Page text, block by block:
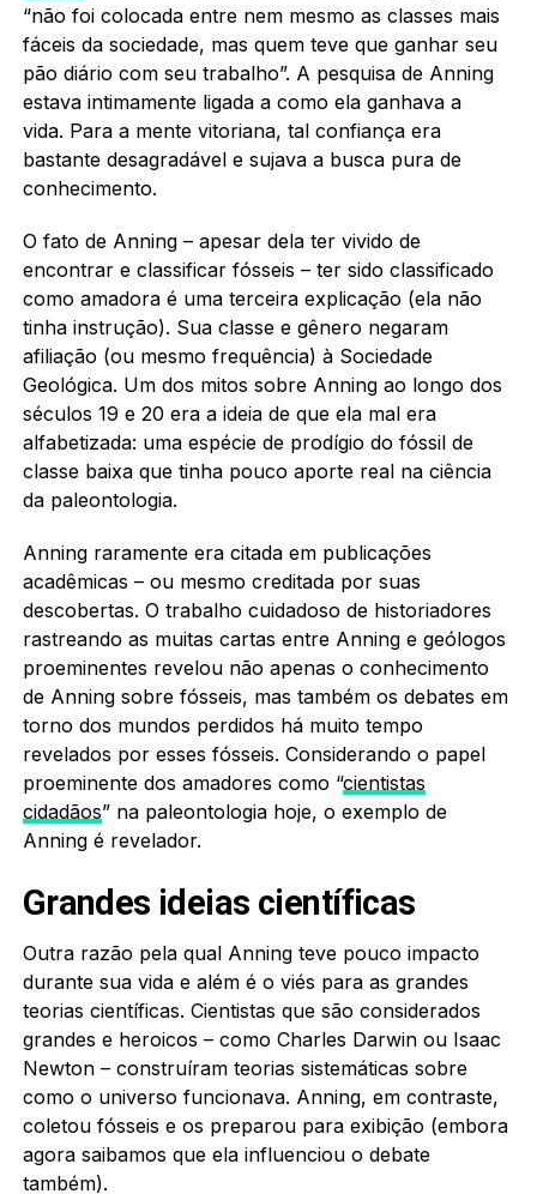
“não foi colocada entre nem mesmo as classes mais
fáceis da sociedade, mas quem teve que ganhar seu
pão diário com seu trabalho”. A pesquisa de Anning
estava intimamente ligada a como ela ganhava a
vida. Para a mente vitoriana, tal confiança era
bastante desagradável e sujava a busca pura de
conhecimento.
O fato de Anning – apesar dela ter vivido de
encontrar e classificar fósseis – ter sido classificado
como amadora é uma terceira explicação (ela não
tinha instrução). Sua classe e gênero negaram
afiliação (ou mesmo frequência) à Sociedade
Geológica. Um dos mitos sobre Anning ao longo dos
séculos 19 e 20 era a ideia de que ela mal era
alfabetizada: uma espécie de prodígio do fóssil de
classe baixa que tinha pouco aporte real na ciência
da paleontologia.
Anning raramente era citada em publicações
acadêmicas – ou mesmo creditada por suas
descobertas. O trabalho cuidadoso de historiadores
rastreando as muitas cartas entre Anning e geólogos
proeminentes revelou não apenas o conhecimento
de Anning sobre fósseis, mas também os debates em
torno dos mundos perdidos há muito tempo
revelados por esses fósseis. Considerando o papel
proeminente dos amadores como “cientistas
cidadãos” na paleontologia hoje, o exemplo de
Anning é revelador.
Grandes ideias científicas
Outra razão pela qual Anning teve pouco impacto
durante sua vida e além é o viés para as grandes
teorias científicas. Cientistas que são considerados
grandes e heroicos – como Charles Darwin ou Isaac
Newton – construíram teorias sistemáticas sobre
como o universo funcionava. Anning, em contraste,
coletou fósseis e os preparou para exibição (embora
agora saibamos que ela influenciou o debate
também).